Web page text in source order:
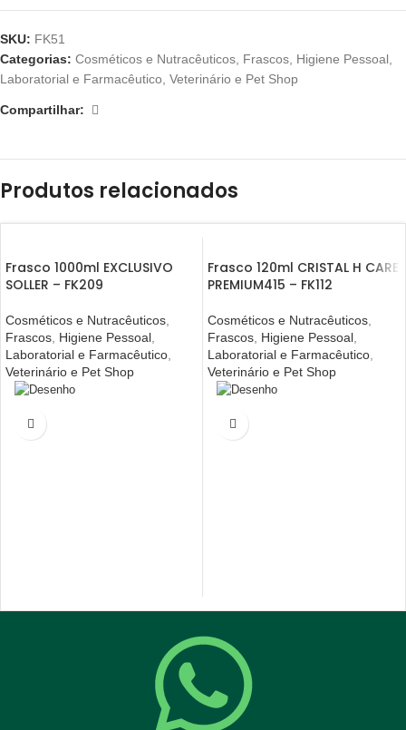
SKU: FK51
Categorias: Cosméticos e Nutracêuticos Frascos Higiene Pessoal
Laboratorial e Farmacêutico Veterinário e Pet Shop
Compartilhar:
Produtos relacionados
Frasco 1000ml EXCLUSIVO
SOLLER – FK209
Cosméticos e Nutracêuticos
Frascos Higiene Pessoal
Laboratorial e Farmacêutico
Veterinário e Pet Shop
Frasco 120ml CRISTAL H CARE
PREMIUM415 – FK112
Cosméticos e Nutracêuticos
Frascos Higiene Pessoal
Laboratorial e Farmacêutico
Veterinário e Pet Shop